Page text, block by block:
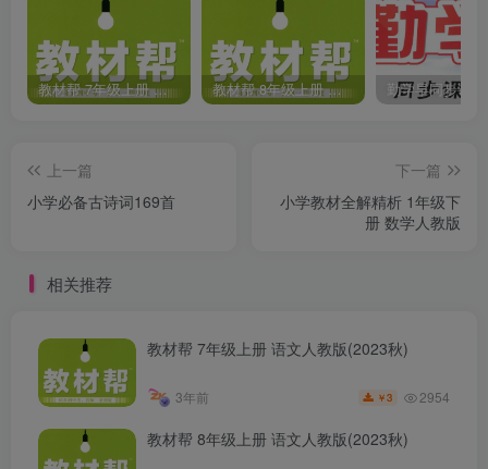
教材帮 7年级上册 语文人教版(2023秋) 教材帮 8年级上册 语文人教版(2023秋)
上一篇
小学必备古诗词169首
下一篇
小学教材全解精析 1年级下
册 数学人教版
相关推荐
教材帮 7年级上册 语文人教版(2023秋)
3年前 ￥3 2954
教材帮 8年级上册 语文人教版(2023秋)